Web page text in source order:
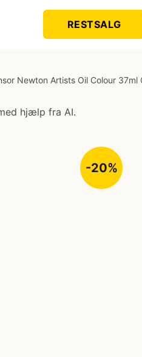
RESTSALG
Newton Artists Oil Colour 37ml
hjælp fra AI.
-20%